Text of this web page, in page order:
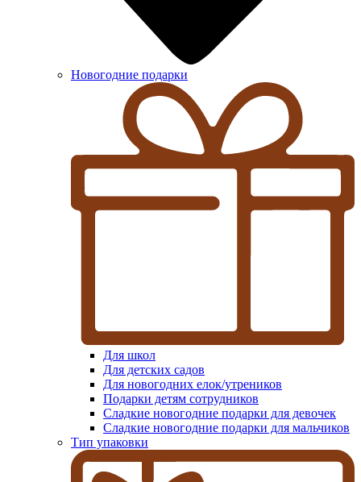
Новогодние подарки
Для школ
Для детских садов
Для новогодних елок/утреников
Подарки детям сотрудников
Сладкие новогодние подарки для девочек
Сладкие новогодние подарки для мальчиков
Тип упаковки